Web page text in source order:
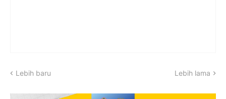
Lebih baru Lebih lama